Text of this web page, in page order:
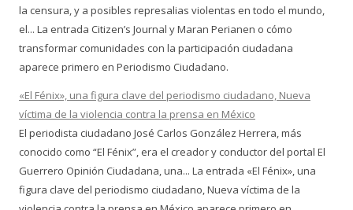
la censura, y a posibles represalias violentas en todo el mundo,
el... La entrada Citizen’s Journal y Maran Perianen o cómo
transformar comunidades con la participación ciudadana
aparece primero en Periodismo Ciudadano.
«El Fénix», una figura clave del periodismo ciudadano, Nueva
víctima de la violencia contra la prensa en México
El periodista ciudadano José Carlos González Herrera, más
conocido como “El Fénix”, era el creador y conductor del portal El
Guerrero Opinión Ciudadana, una... La entrada «El Fénix», una
figura clave del periodismo ciudadano, Nueva víctima de la